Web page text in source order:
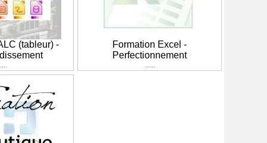
(tableur) -
Formation Excel -
Perfectionnement
......